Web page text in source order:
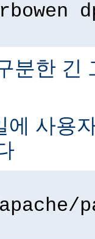
rbowen
분한 긴
에 사용